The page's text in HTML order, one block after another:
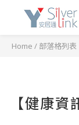
Home / 部落格列表
【健康